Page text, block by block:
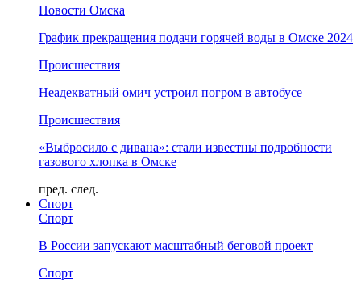
Новости Омска
График прекращения подачи горячей воды в Омске 2024
Происшествия
Неадекватный омич устроил погром в автобусе
Происшествия
«Выбросило с дивана»: стали известны подробности
газового хлопка в Омске
пред. след.
Спорт
Спорт
В России запускают масштабный беговой проект
Спорт